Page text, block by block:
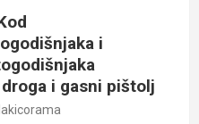
i
i gasni pištolj